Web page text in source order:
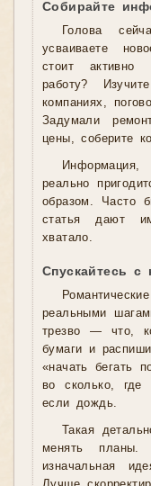
Собирайте
Голова
усваиваете
стоит активно
работу?
компаниях,
Задумали
цены, соберите
реально
образом. Часто
статья дают
хватало.
Спускайтесь с
реальными
трезво — что,
бумаги и
«начать бегать
во сколько,
если дождь.
Такая
менять
изначальная